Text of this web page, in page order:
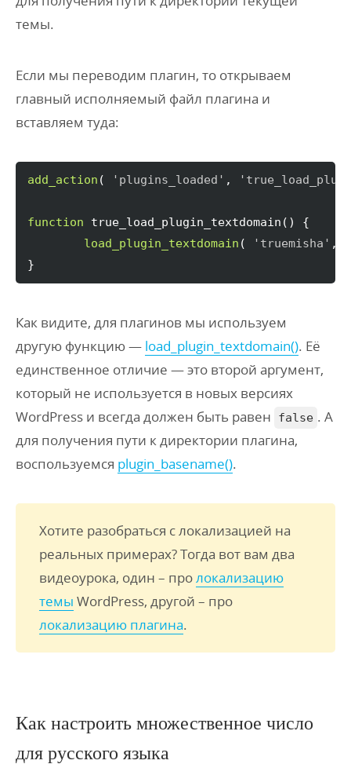
темы.
Если мы переводим плагин, то открываем
главный исполняемый файл плагина и
вставляем туда:
add_action ( 'plugins_loaded' ,
function true_load_plugin_textdomain ( )
{
load_plugin_textdomain ( 'truemisha' ,
}
Как видите, для плагинов мы используем
другую функцию — load_plugin_textdomain(). Её
единственное отличие — это второй аргумент,
который не используется в новых версиях
WordPress и всегда должен быть равен
false . А
для получения пути к директории плагина,
воспользуемся plugin_basename().
Хотите разобраться с локализацией на
реальных примерах? Тогда вот вам два
видеоурока, один – пролокализацию
темы WordPress, другой – про
локализацию плагина.
Как настроить множественное число
для русского языка